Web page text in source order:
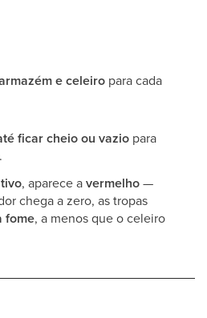
e celeiro para cada
ficar cheio ou vazio para
, aparece avermelho—
chega a zero, as tropas
fome, a menos que o celeiro